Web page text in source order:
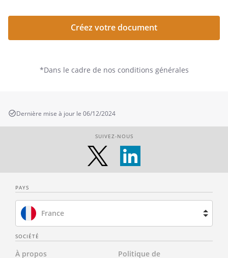
Créez votre document
*Dans le cadre de nos conditions générales
Dernière mise à jour le 06/12/2024
SUIVEZ-NOUS
PAYS
France
SOCIÉTÉ
À propos Politique de